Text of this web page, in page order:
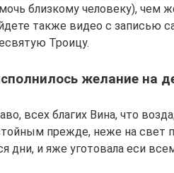
близкому человеку), чем
также видео с записью
Троицу.
желание на
всех благих Вина, что
прежде, неже на свет
дни, и яже уготовала еси